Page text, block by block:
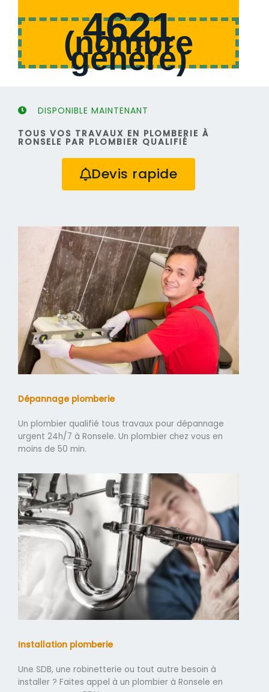
4621
(nombre
généré)
DISPONIBLE MAINTENANT
TOUS VOS TRAVAUX EN PLOMBERIE À
RONSELE PAR PLOMBIER QUALIFIÉ
Devis rapide
Dépannage plomberie
Un plombier qualifié tous travaux pour dépannage
urgent 24h/7 à Ronsele. Un plombier chez vous en
moins de 50 min.
Installation plomberie
Une SDB, une robinetterie ou tout autre besoin à
installer ? Faites appel à un plombier à Ronsele en